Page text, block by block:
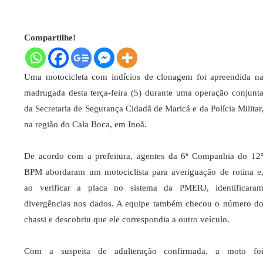
Compartilhe!
Uma motocicleta com indícios de clonagem foi apreendida na
madrugada desta terça-feira (5) durante uma operação conjunta
da Secretaria de Segurança Cidadã de Maricá e da Polícia Militar,
na região do Cala Boca, em Inoã.
De acordo com a prefeitura, agentes da 6ª Companhia do 12º
BPM abordaram um motociclista para averiguação de rotina e,
ao verificar a placa no sistema da PMERJ, identificaram
divergências nos dados. A equipe também checou o número do
chassi e descobriu que ele correspondia a outro veículo.
Com a suspeita de adulteração confirmada, a moto foi